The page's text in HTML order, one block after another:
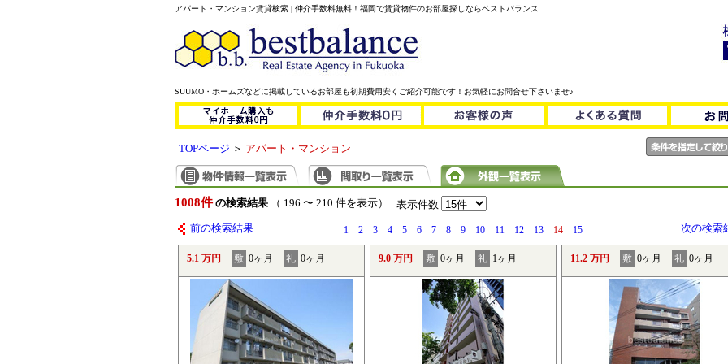
アパート・マンション賃貸検索 | 仲介手数料無料！福岡で賃貸物件のお部屋探しならベストバランス
SUUMO・ホームズなどに掲載しているお部屋も初期費用安くご紹介可能です！お気軽にお問合せ下さいませ♪
TOPページ ＞ アパート・マンション
1008件 の検索結果（ 196 〜 210 件を表示） 表示件数
前の検索結果 1 2 3 4 5 6 7 8 9 10 11 12 13 14 15 次の検索
5.1 万円 敷 0ヶ月 礼 0ヶ月 9.0 万円 敷 0ヶ月 礼 1ヶ月 11.2 万円 敷 0ヶ月 礼 0ヶ月